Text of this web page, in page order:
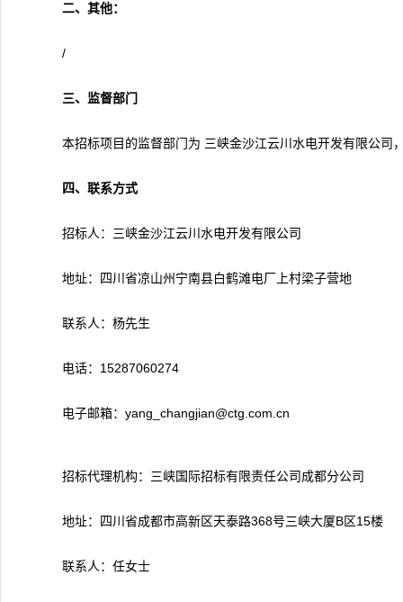
二、其他：
/
三、监督部门
本招标项目的监督部门为 三峡金沙江云川水电开发有限公司
四、联系方式
招标人：三峡金沙江云川水电开发有限公司
地址：四川省凉山州宁南县白鹤滩电厂上村梁子营地
联系人：杨先生
电话：15287060274
电子邮箱：yang_changjian@ctg.com.cn
招标代理机构：三峡国际招标有限责任公司成都分公司
地址：四川省成都市高新区天泰路368号三峡大厦B区15楼
联系人：任女士